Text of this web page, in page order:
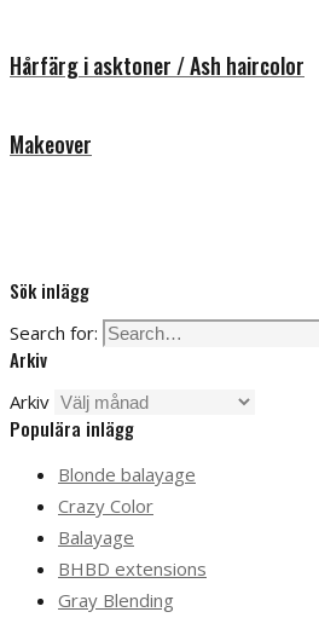
Hårfärg i asktoner / Ash haircolor
Makeover
Sök inlägg
Search for:
Arkiv
Arkiv
Populära inlägg
Blonde balayage
Crazy Color
Balayage
BHBD extensions
Gray Blending